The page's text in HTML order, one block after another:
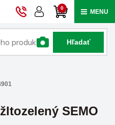
0 MENU
Hľadať
SEMO